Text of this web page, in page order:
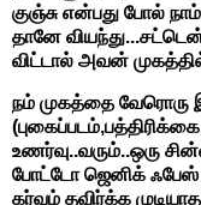
குஞ்சு என்பது போல்
தானே
விட்டால் அவன்
நம் முகத்தை வேரொரு
உணர்வு..வரும்..ஒரு
போட்டோ ஜெனிக் ஃபேஸ்
கர்வம் தவிர்க்க